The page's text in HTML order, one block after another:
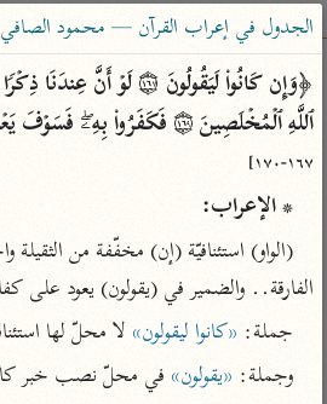
ساهم معنا في نشر القرآن
الباحث
بحث تفسير علوم
2 or more characters for results.
Type 1 or more
characters for results.
أمّهات
تفسير الطبري
تفسير ابن كثير
عامّة
فتح البيان
فتح القدير
الجدول في إعراب القرآن — محمود الصافي (١٣٧٦
ٱللَّهِ ٱلۡمُخۡلَصِینَ ۝١٦٩ فَكَفَرُوا۟ بِهِۦۖ فَسَوۡفَ یَعۡلَمُونَ ۝١٧٠﴾
١٦٧-١٧٠]
* الإعراب:
الفارقة.. والضمير في (يقولون) يعود على
جملة: «كانوا ليقولون» لا محلّ لها
وجملة: «يقولون» في محلّ نصب خبر